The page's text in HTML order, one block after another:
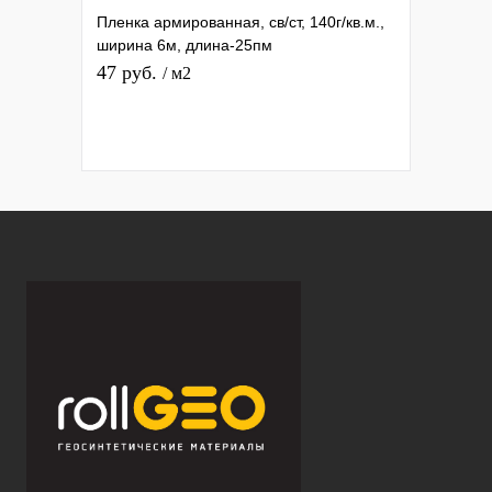
Пленка армированная, св/ст, 140г/кв.м.,
ширина 6м, длина-25пм
47 руб. / м2